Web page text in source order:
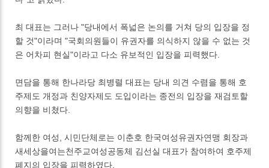
최 대표는 그러나 "당내에서 폭넓은 논의를 거쳐 당의 입장을 정
할 것"이라며 "국회의원들이 유권자를 의식하지 않을 수 없는 것
은 어차피 현실"이라고 다소 유보적인 입장을 피력했다.
면담을 통해 한나라당 최병렬 대표는 당내 의견 수렴을 통해 호
주제도 개정과 친양자제도 도입이라는 종전의 입장을 재검토할
의향을 비쳤다.
함께한 여성, 시민단체로는 이춘호 한국여성유권자연맹 회장과
새세상을여는천주교여성공동체 김선실 대표가 참여하여 호주제
폐지의 입장을 피력하였다.